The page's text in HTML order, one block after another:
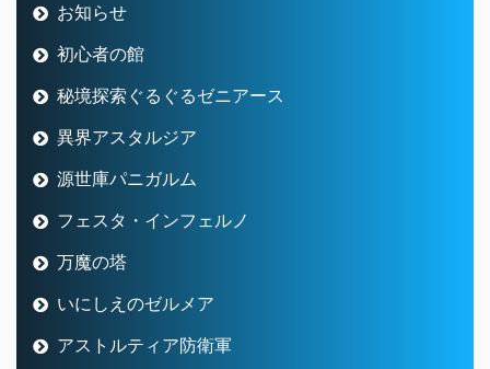
お知らせ
初心者の館
秘境探索ぐるぐるゼニアース
異界アスタルジア
源世庫パニガルム
フェスタ・インフェルノ
万魔の塔
いにしえのゼルメア
アストルティア防衛軍